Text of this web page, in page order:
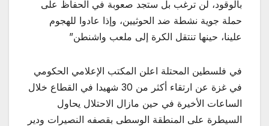
بالوقود، لن ترغب بل ستجد صعوبة في الحفاظ على
حملة جوية نشطة ضد الحوثيين، وإذا عادوا للهجوم
علينا، حينها تنتقل الكرة إلى ملعب واشنطن”
في فلسطين المحتلة اعلن المكتب الإعلامي الحكومي
في غزة عن ارتقاء أكثر من 30 شهيدا في القطاع خلال
الساعات الأخيرة في حين مازال الاحتلال يحاول
السيطرة على المنطقة الوسطى بقصفه النصيرات ودير